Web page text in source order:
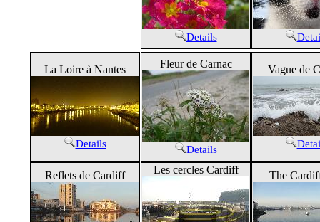
Details
La Loire à Nantes
Details
Fleur de Carnac
Details
Vague de
Reflets de Cardiff Les cercles Cardiff The